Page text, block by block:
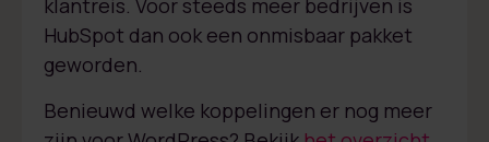
klantreis. Voor steeds meer bedrijven is
HubSpot dan ook een onmisbaar pakket
geworden.
Benieuwd welke koppelingen er nog meer